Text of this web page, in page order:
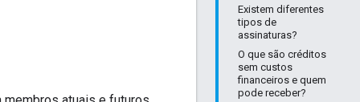
Existem diferentes
tipos de
assinaturas?
O que são créditos
sem custos
financeiros e quem
pode receber?